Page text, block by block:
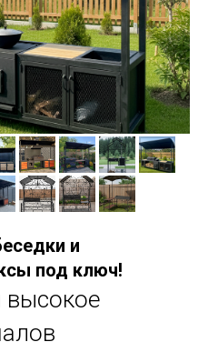
и
под ключ!
высокое